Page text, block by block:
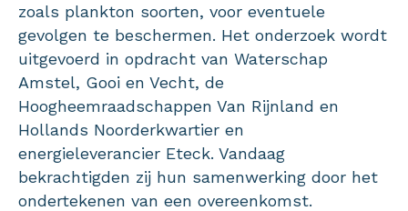
zoals plankton soorten, voor eventuele
gevolgen te beschermen. Het onderzoek wordt
uitgevoerd in opdracht van Waterschap
Amstel, Gooi en Vecht, de
Hoogheemraadschappen Van Rijnland en
Hollands Noorderkwartier en
energieleverancier Eteck. Vandaag
bekrachtigden zij hun samenwerking door het
ondertekenen van een overeenkomst.